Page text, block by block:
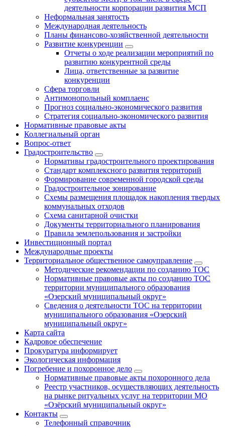
деятельности корпорации развития МСП
Неформальная занятость
Международная деятельность
Планы финансово-хозяйственной деятельности
Развитие конкуренции
Отчеты о ходе реализации мероприятий по
развитию конкурентной среды
Лица, ответственные за развитие
конкуренции
Сфера торговли
Антимонопольный комплаенс
Прогноз социально-экономического развития
Стратегия социально-экономического развития
Нормативные правовые акты
Коллегиальный орган
Вопрос-ответ
Градостроительство
Нормативы градостроительного проектирования
Стандарт комплексного развития территорий
Формирование современной городской среды
Градостроительное зонирование
Схемы размещения площадок накопления твердых
коммунальных отходов
Схема санитарной очистки
Документы территориального планирования
Правила землепользования и застройки
Инвестиционный портал
Международные проекты
Территориальное общественное самоуправление
Методические рекомендации по созданию ТОС
Нормативные правовые акты по созданию ТОС
территории муниципального образования
«Озерский муниципальный округ»
Сведения о деятельности ТОС на территории
муниципального образования «Озерский
муниципальный округ»
Карта сайта
Кадровое обеспечение
Прокуратура информирует
Экологическая информация
Погребение и похоронное дело
Нормативные правовые акты похоронного дела
Реестр участников, осуществляющих деятельность
на рынке ритуальных услуг на территории МО
«Озёрский муниципальный округ»
Контакты
Телефонный справочник